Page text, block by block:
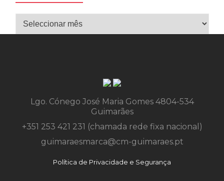
Arquivo
Lgo. Cónego José Maria Gomes 4804-534
Guimarães
+351 253 421 231 (chamada rede fixa nacional)
guimaraesmarca@cm-guimaraes.pt
Política de Privacidade e Segurança